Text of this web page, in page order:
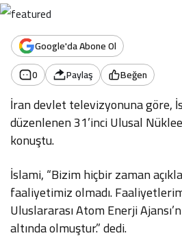
Google'da Abone Ol
0
Paylaş Beğen
İran devlet televizyonuna göre,
düzenlenen 31’inci Ulusal
konuştu.
İslami, “Bizim hiçbir zaman
faaliyetimiz olmadı.
Uluslararası Atom Enerji
altında olmuştur.” dedi.